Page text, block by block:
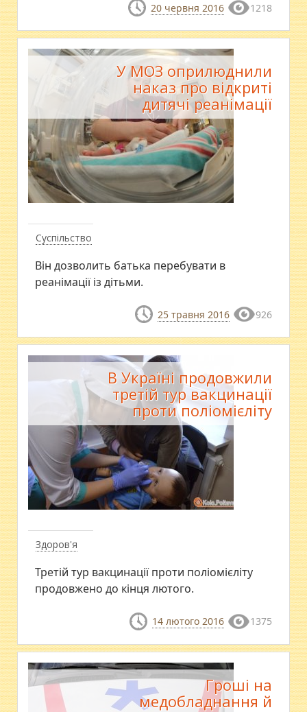
20 червня 2016 1218
Суспільство
У МОЗ оприлюднили
наказ про відкриті
дитячі реанімації
Він дозволить батька перебувати в
реанімації із дітьми.
25 травня 2016 926
Здоров'я
В Україні продовжили
третій тур вакцинації
проти поліомієліту
Третій тур вакцинації проти поліомієліту
продовжено до кінця лютого.
14 лютого 2016 1375
Гроші на
медобладнання й